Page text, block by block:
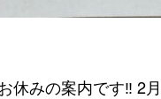
休みの案内です‼︎ 2